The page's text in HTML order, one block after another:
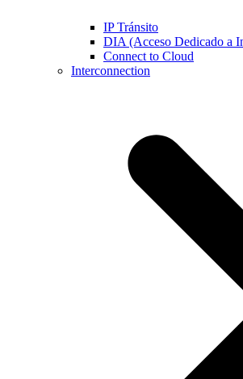
IP Tránsito
DIA (Acceso Dedicado a
Connect to Cloud
Interconnection